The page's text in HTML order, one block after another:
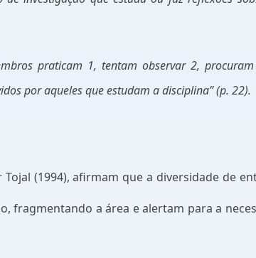
praticam 1, tentam observar 2,
por aqueles que estudam a disciplina” (p. 22).
Tojal (1994), afirmam que a diversidade de
fragmentando a área e alertam para a